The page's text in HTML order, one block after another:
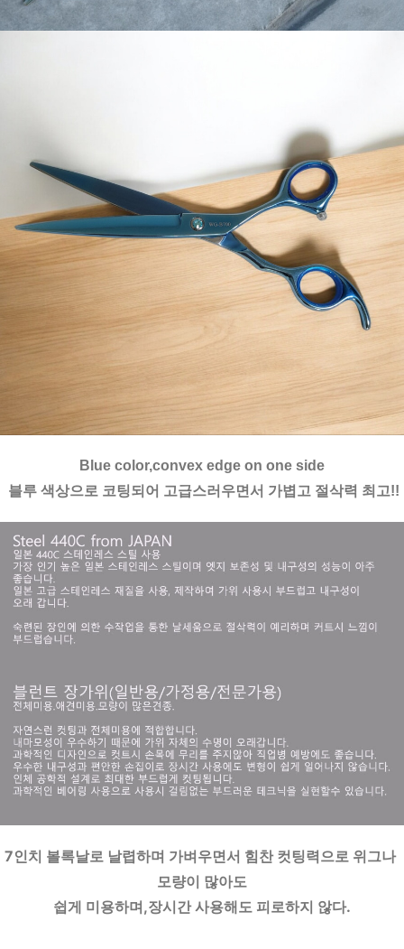
Blue color,convex edge on one side
블루 색상으로 코팅되어 고급스러우면서 가볍고 절삭력 최고!!
7인치 볼록날로 날렵하며 가벼우면서 힘찬 컷팅력으로 위그나
모량이 많아도
쉽게 미용하며,장시간 사용해도 피로하지 않다.